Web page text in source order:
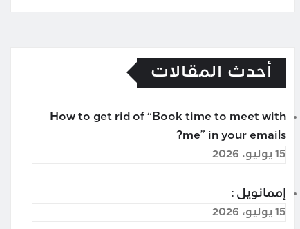
أحدث المقالات
How to get rid of “Book time to meet with
me” in your emails?
15 يوليو، 2026
إممانويل :
15 يوليو، 2026